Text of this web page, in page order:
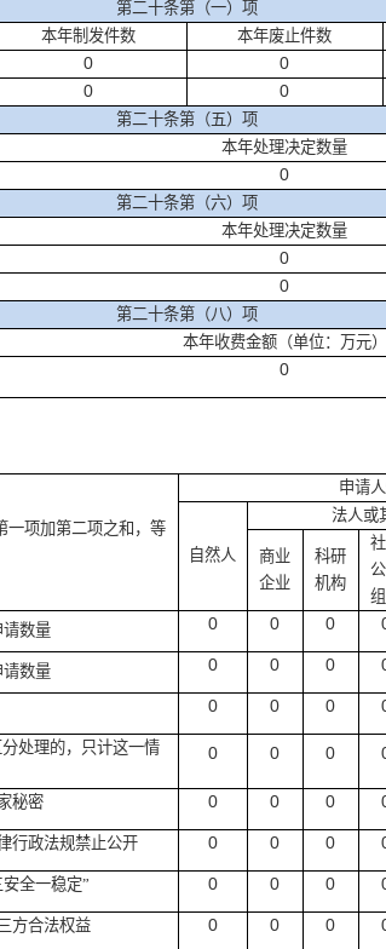
第二十条第（一）项
本年制发件数 本年废止件数
0 0
0 0
第二十条第（五）项
本年处理决定数量
0
第二十条第（六）项
本年处理决定数量
0
0
第二十条第（八）项
本年收费金额（单位：万元）
0
一项加第二项之和，等
申请
自然人
法人或
商业
企业
科研
机构
请数量 0 0 0
请数量 0 0 0
0 0 0
分处理的，只计这一情
0 0 0
秘密 0 0 0
行政法规禁止公开 0 0 0
全一稳定” 0 0 0
方合法权益 0 0 0